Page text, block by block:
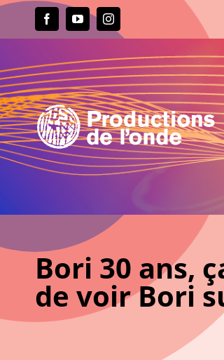
Passer
FacebookYouTubeInstagram
Bori 30 ans,
de voir Bori